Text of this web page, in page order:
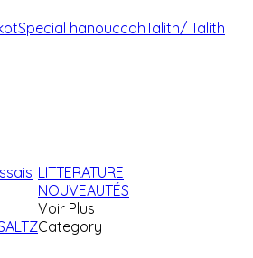
Special hanouccahTalith/ Talith
LITTERATURE
NOUVEAUTÉS
Voir Plus
Category